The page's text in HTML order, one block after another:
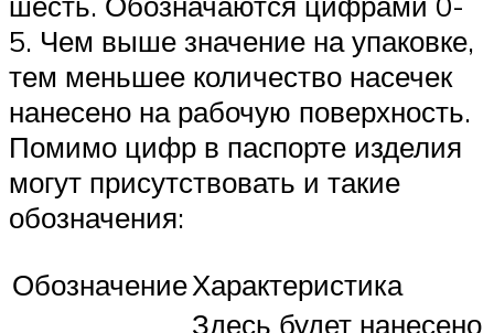
5. Чем выше значение на упаковке,
тем меньшее количество насечек
нанесено на рабочую поверхность.
Помимо цифр в паспорте изделия
могут присутствовать и такие
обозначения:
ОбозначениеХарактеристика
Здесь будет нанесено